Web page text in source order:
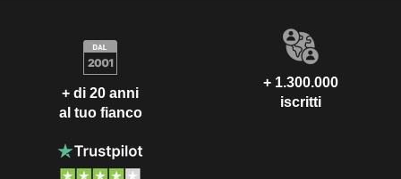
+ di 20 anni
al tuo fianco
+ 1.300.000
iscritti